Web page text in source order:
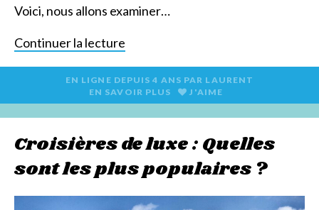
Voici, nous allons examiner…
Continuer la lecture
EN LIGNE DEPUIS4 ANS PAR LAURENT
EN SAVOIR PLUS
J'AIME
Croisières de luxe : Quelles
sont les plus populaires ?